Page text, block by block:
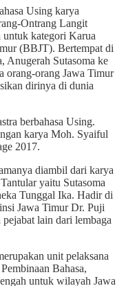
Using karya
Ontrang Langit
untuk kategori Karua
(BBJT). Bertempat di
Anugerah Sutasoma ke
orang-orang Jawa Timur
dirinya di dunia
berbahasa Using.
karya Moh. Syaiful
2017.
diambil dari karya
yaitu Sutasoma
Tunggal Ika. Hadir di
Jawa Timur Dr. Puji
lain dari lembaga
unit pelaksana
Bahasa,
untuk wilayah Jawa